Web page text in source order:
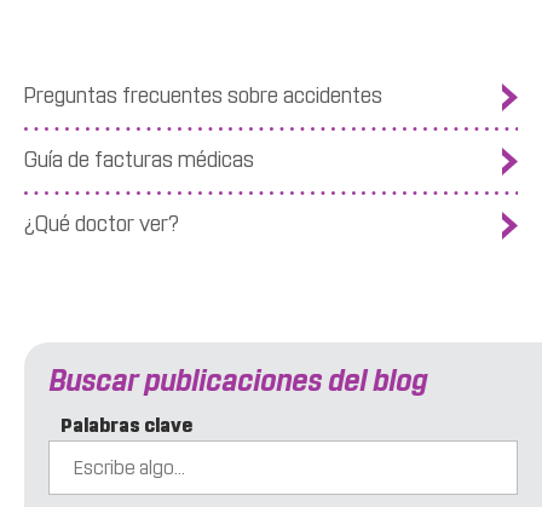
Preguntas frecuentes sobre accidentes
Guía de facturas médicas
¿Qué doctor ver?
Buscar publicaciones del blog
Palabras clave